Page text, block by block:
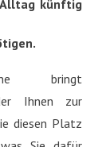
Alltag künftig
bringt
Ihnen zur
diesen Platz